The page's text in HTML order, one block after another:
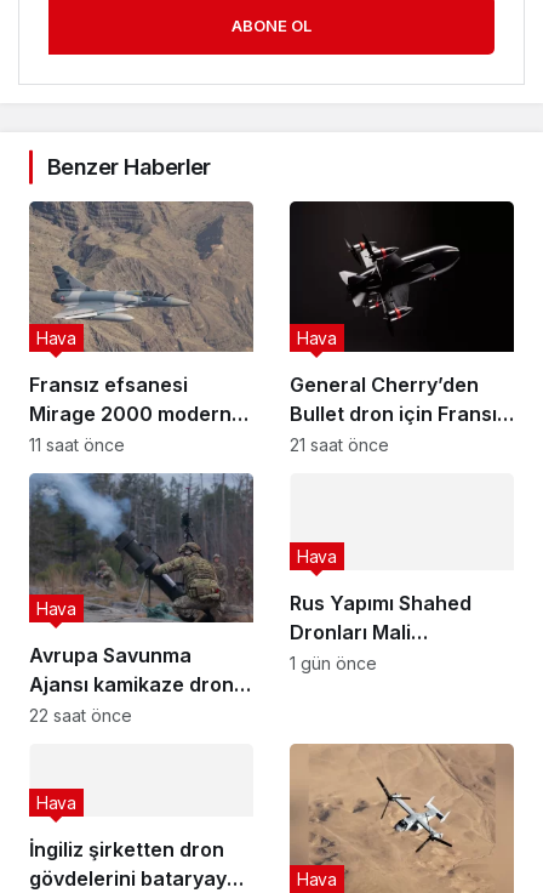
ABONE OL
Benzer Haberler
Fransız efsanesi
Mirage 2000 modern
savaşta neden önemli?
Hava
11 saat önce
General Cherry’den
Bullet dron için Fransız
yapay zeka hamlesi!
Hava
21 saat önce
Avrupa Savunma
Ajansı kamikaze dron
yarışması finalist
Hava
22 saat önce
Rus Yapımı Shahed
Dronları Mali
Sahasinda: Afrika’da
Hava
1 gün önce
İngiliz şirketten dron
gövdelerini bataryaya
Hava
Hava